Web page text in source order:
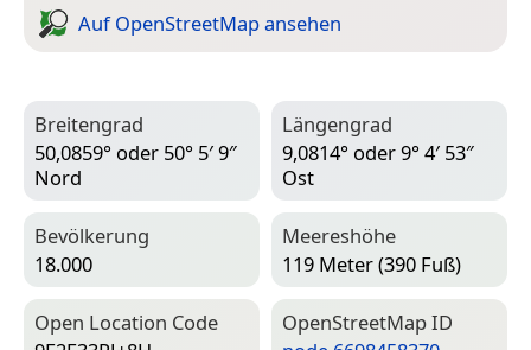
Auf Open­Street­Map ansehen
Breitengrad
50,0859° oder 50° 5′ 9″
Nord
Längengrad
9,0814° oder 9° 4′ 53″
Ost
Bevölkerung
18.000
Meereshöhe
119 Meter (390 Fuß)
Open Location Code
Open­Street­Map ID